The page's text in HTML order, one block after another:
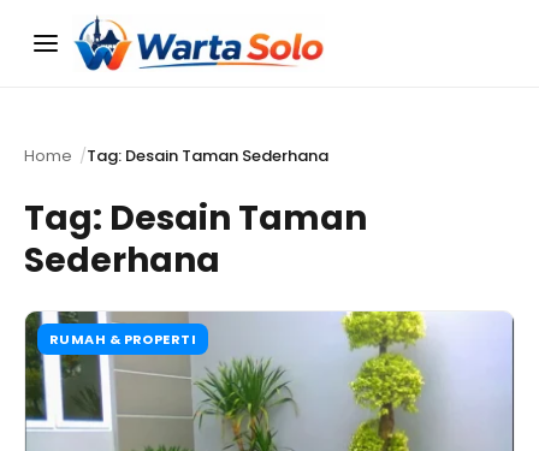
Menu
Home Tag: Desain Taman Sederhana
Tag: Desain Taman
Sederhana
RUMAH & PROPERTI